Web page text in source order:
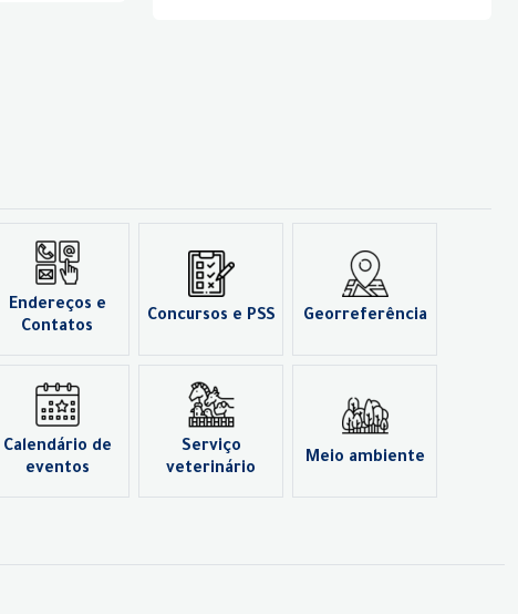
Endereços e
Contatos
Concursos e PSS Georreferência
Calendário de
eventos
Serviço
veterinário
Meio ambiente